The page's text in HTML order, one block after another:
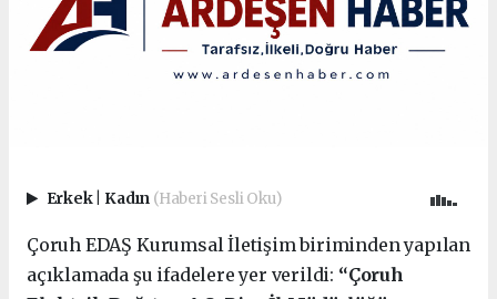
Erkek Kadın (Haberi Sesli Oku)
Çoruh EDAŞ Kurumsal İletişim biriminden yapılan
açıklamada şu ifadelere yer verildi: “Çoruh